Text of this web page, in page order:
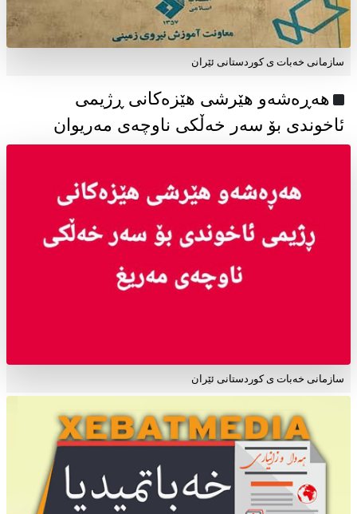
سازمانی خەبات ی كوردستانی ئێران
هەڕەشەو هێرشی هێزەکانی ڕژیمی
ئاخوندی بۆ سەر خەڵکی ناوچەی مەریوان
سازمانی خەبات ی کوردستانی ئێران